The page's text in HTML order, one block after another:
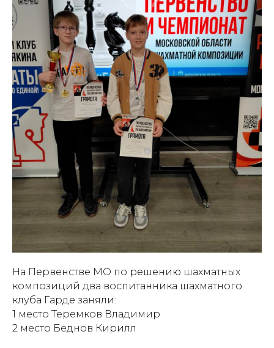
На Первенстве МО по решению шахматных
композиций два воспитанника шахматного
клуба Гарде заняли:
1 место Теремков Владимир
2 место Беднов Кирилл